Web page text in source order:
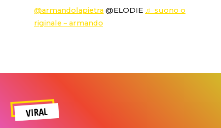
@armandolapietra @ELODIE ♬ suono o
riginale – armando
VIRAL